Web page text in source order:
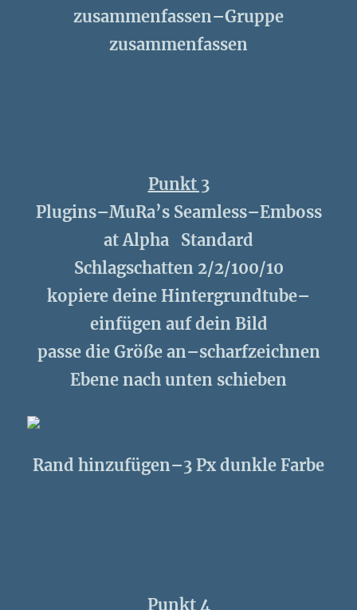
zusammenfassen–Gruppe
zusammenfassen
Punkt 3
Plugins–MuRa’s Seamless–Emboss
at Alpha Standard
Schlagschatten 2/2/100/10
kopiere deine Hintergrundtube–
einfügen auf dein Bild
passe die Größe an–scharfzeichnen
Ebene nach unten schieben
Rand hinzufügen–3 Px dunkle Farbe
Punkt 4